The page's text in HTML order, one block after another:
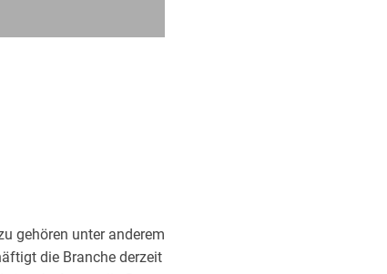
gehören unter anderem
die Branche derzeit